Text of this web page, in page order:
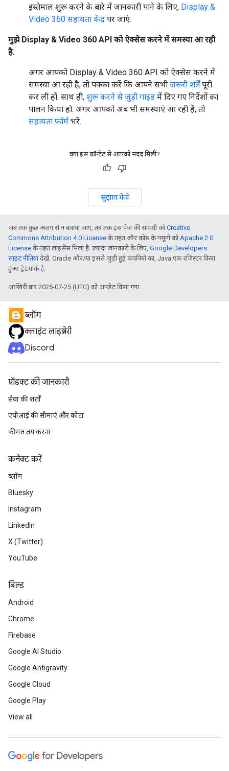
इस्तेमाल शुरू करने के बारे में जानकारी पाने के लिए, Display &
Video 360 सहायता केंद्र पर जाएं.
मुझे Display & Video 360 API को ऐक्सेस करने में समस्या आ रही
है.
अगर आपको Display & Video 360 API को ऐक्सेस करने में
समस्या आ रही है, तो पक्का करें कि आपने सभी ज़रूरी शर्तेंपूरी
कर ली हों. साथ ही, शुरू करने से जुड़ी गाइड में दिए गए निर्देशों का
पालन किया हो. अगर आपको अब भी समस्याएं आ रही हैं, तो
सहायता फ़ॉर्म भरें.
क्या इस कॉन्टेंट से आपको मदद मिली?
सुझाव भेजें
जब तक कुछ अलग से न बताया जाए, तब तक इस पेज की सामग्री कोCreative
Commons Attribution 4.0 License के तहत और कोड के नमूनों कोApache 2.0
License के तहत लाइसेंस मिला है. ज़्यादा जानकारी के लिए, Google Developers
साइट नीतियांदेखें. Oracle और/या इससे जुड़ी हुई कंपनियों का, Java एक रजिस्टर किया
हुआ ट्रेडमार्क है.
आखिरी बार 2025-07-25 (UTC) को अपडेट किया गया.
ब्लॉग
क्लाइंट लाइब्रेरी
Discord
प्रॉडक्ट की जानकारी
सेवा की शर्तों
एपीआई की सीमाएं और कोटा
कीमत तय करना
कनेक्ट करें
ब्लॉग
Bluesky
Instagram
LinkedIn
X (Twitter)
YouTube
बिल्ड
Android
Chrome
Firebase
Google AI Studio
Google Antigravity
Google Cloud
Google Play
View all